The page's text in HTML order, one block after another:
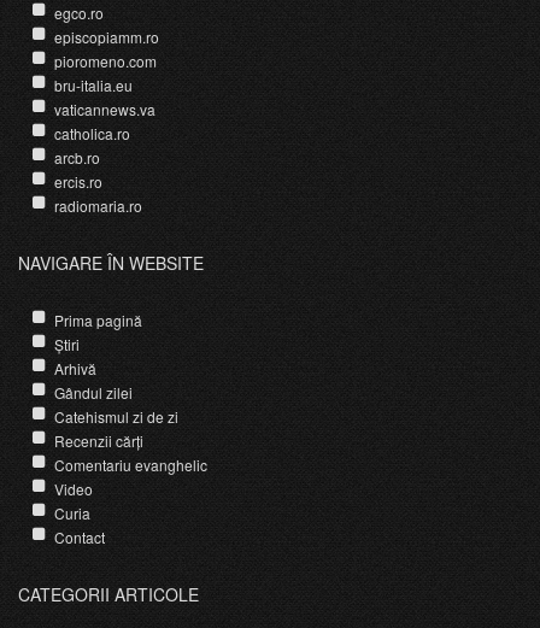
egco.ro
episcopiamm.ro
pioromeno.com
bru-italia.eu
vaticannews.va
catholica.ro
arcb.ro
ercis.ro
radiomaria.ro
NAVIGARE ÎN WEBSITE
Prima pagină
Știri
Arhivă
Gândul zilei
Catehismul zi de zi
Recenzii cărți
Comentariu evanghelic
Video
Curia
Contact
CATEGORII ARTICOLE